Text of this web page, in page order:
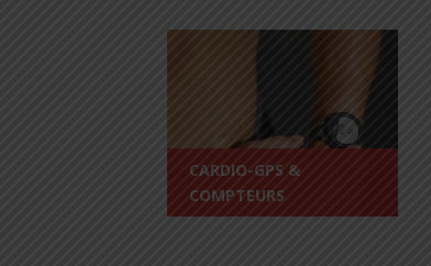
CARDIO-GPS &
COMPTEURS